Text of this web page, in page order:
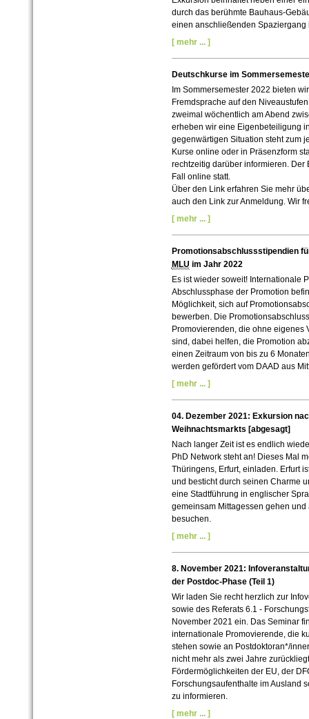
durch das berühmte Bauhaus-
einen anschließenden Spaziergang
[ mehr ... ]
Deutschkurse im
Im Sommersemester 2022 bieten
Fremdsprache auf den
zweimal wöchentlich am Abend
erheben wir eine Eigenbeteiligung
gegenwärtigen Situation steht zum
Kurse online oder in Präsenzform
rechtzeitig darüber informieren.
Fall online statt.
Über den Link erfahren Sie mehr
auch den Link zur Anmeldung. Wir
[ mehr ... ]
Promotionsabschlussstipendien
MLU im Jahr 2022
Es ist wieder soweit! Internationale
Abschlussphase der Promotion
Möglichkeit, sich auf
bewerben. Die
Promovierenden, die ohne eigenes
sind, dabei helfen, die Promotion
einen Zeitraum von bis zu 6
werden gefördert vom DAAD aus
[ mehr ... ]
04. Dezember 2021: Exkursion
Weihnachtsmarkts [abgesagt]
Nach langer Zeit ist es endlich
PhD Network steht an! Dieses Mal
Thüringens, Erfurt, einladen. Erfurt
und besticht durch seinen Charme
eine Stadtführung in englischer
gemeinsam Mittagessen gehen
besuchen.
[ mehr ... ]
8. November 2021:
der Postdoc-Phase (Teil 1)
Wir laden Sie recht herzlich zur
sowie des Referats 6.1 -
November 2021 ein. Das Seminar
internationale Promovierende, die
stehen sowie an Postdoktoran*/
nicht mehr als zwei Jahre
Fördermöglichkeiten der EU, der
Forschungsaufenthalte im Ausland
zu informieren.
[ mehr ... ]